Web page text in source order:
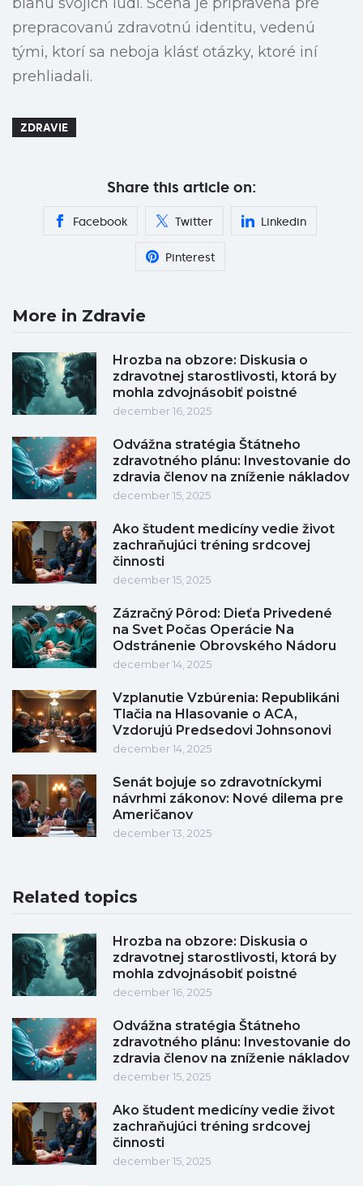
prepracovanú zdravotnú identitu, vedenú
tými, ktorí sa neboja klásť otázky, ktoré iní
prehliadali.
ZDRAVIE
Share this article on:
Facebook Twitter Linkedin
Pinterest
More in Zdravie
Hrozba na obzore: Diskusia o
zdravotnej starostlivosti, ktorá by
mohla zdvojnásobiť poistné
december 16, 2025
Odvážna stratégia Štátneho
zdravotného plánu: Investovanie do
zdravia členov na zníženie nákladov
december 15, 2025
Ako študent medicíny vedie život
zachraňujúci tréning srdcovej
činnosti
december 15, 2025
Zázračný Pôrod: Dieťa Privedené
na Svet Počas Operácie Na
Odstránenie Obrovského Nádoru
december 14, 2025
Vzplanutie Vzbúrenia: Republikáni
Tlačia na Hlasovanie o ACA,
Vzdorujú Predsedovi Johnsonovi
december 14, 2025
Senát bojuje so zdravotníckymi
návrhmi zákonov: Nové dilema pre
Američanov
december 13, 2025
Related topics
Hrozba na obzore: Diskusia o
zdravotnej starostlivosti, ktorá by
mohla zdvojnásobiť poistné
december 16, 2025
Odvážna stratégia Štátneho
zdravotného plánu: Investovanie do
zdravia členov na zníženie nákladov
december 15, 2025
Ako študent medicíny vedie život
zachraňujúci tréning srdcovej
činnosti
december 15, 2025